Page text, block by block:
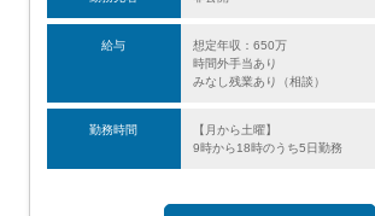
給与
想定年収：650万
時間外手当あり
みなし残業あり（相談）
勤務時間
【月から土曜】
9時から18時のうち5日勤務